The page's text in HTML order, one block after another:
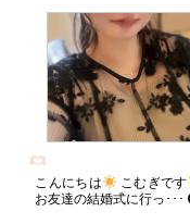
き
ま
す)
こんにちは こむぎです
お友達の結婚式に行っ･･･